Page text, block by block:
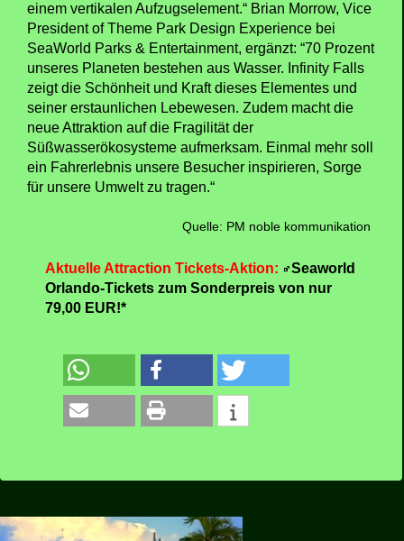
einem vertikalen Aufzugselement.“ Brian Morrow, Vice
President of Theme Park Design Experience bei
SeaWorld Parks & Entertainment, ergänzt: “70 Prozent
unseres Planeten bestehen aus Wasser. Infinity Falls
zeigt die Schönheit und Kraft dieses Elementes und
seiner erstaunlichen Lebewesen. Zudem macht die
neue Attraktion auf die Fragilität der
Süßwasserökosysteme aufmerksam. Einmal mehr soll
ein Fahrerlebnis unsere Besucher inspirieren, Sorge
für unsere Umwelt zu tragen.“
Quelle: PM noble kommunikation
Aktuelle Attraction Tickets-Aktion:
Seaworld
Orlando-Tickets zum Sonderpreis von nur
79,00 EUR!*